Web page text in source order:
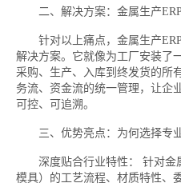
二、解决方案：金属生产ERP
针对以上痛点，金属生产ERP
解决方案。它就像为工厂安装了
采购、生产、入库到终发货的所
务流、资金流的统一管理，让企
可控、可追溯。
三、优势亮点：为何选择专业
深度贴合行业特性： 针对金属
模具）的工艺流程、材质特性、